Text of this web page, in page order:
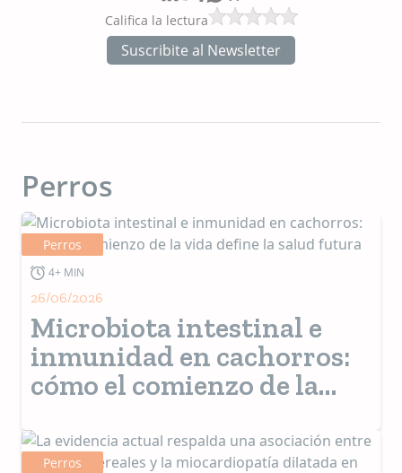
Califica la lectura
Suscribite al Newsletter
Perros
Perros
4+ MIN
26/06/2026
Microbiota intestinal e
inmunidad en cachorros:
cómo el comienzo de la
Perros